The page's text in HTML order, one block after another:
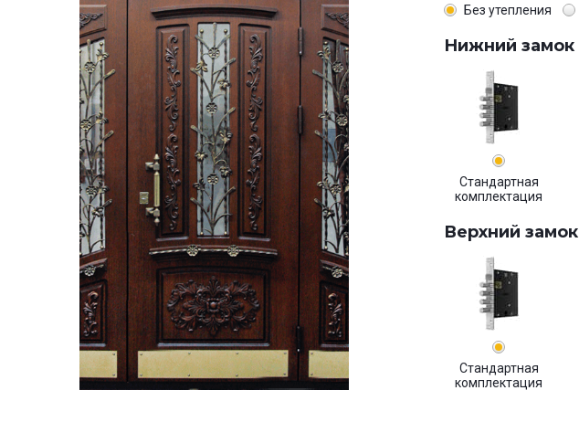
Без утепления
Нижний замок
Стандартная
комплектация
Верхний замок
Стандартная
комплектация